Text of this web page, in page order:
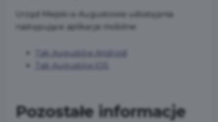
Urząd Miejski w Augustowie udostępnia
następujące aplikacje mobilne:
Tak Augustów Android
Tak Augustów iOS
Pozostałe informacje